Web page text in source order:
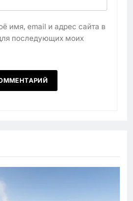
имя, email и адрес сайта в
последующих моих